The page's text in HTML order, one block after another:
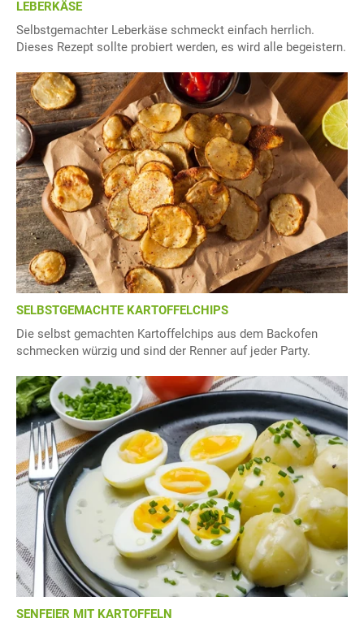
LEBERKÄSE
Selbstgemachter Leberkäse schmeckt einfach herrlich.
Dieses Rezept sollte probiert werden, es wird alle begeistern.
SELBSTGEMACHTE KARTOFFELCHIPS
Die selbst gemachten Kartoffelchips aus dem Backofen
schmecken würzig und sind der Renner auf jeder Party.
SENFEIER MIT KARTOFFELN